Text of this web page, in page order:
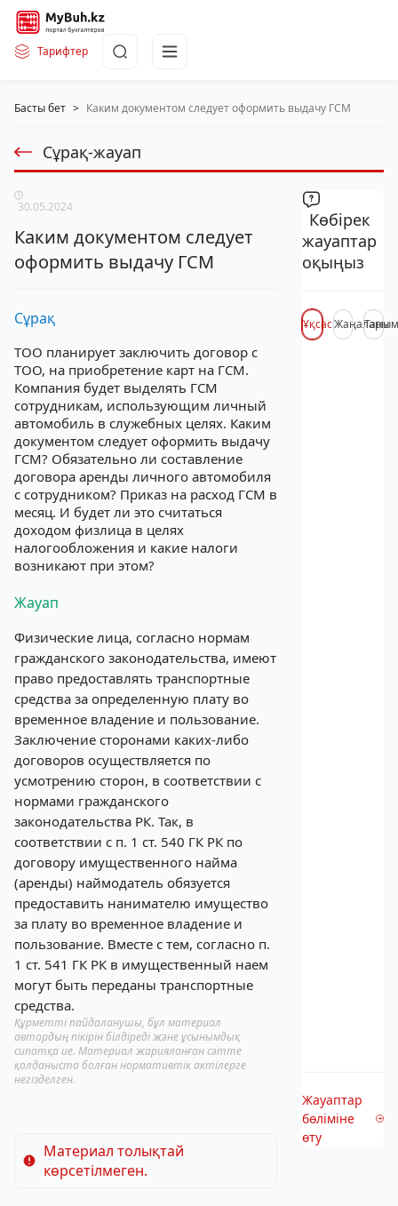
Тарифтер
Басты бет > Каким документом следует оформить выдачу ГСМ
Сұрақ-жауап
30.05.2024
Каким документом следует
оформить выдачу ГСМ
Сұрақ
ТОО планирует заключить договор с
ТОО, на приобретение карт на ГСМ.
Компания будет выделять ГСМ
сотрудникам, использующим личный
автомобиль в служебных целях. Каким
документом следует оформить выдачу
ГСМ? Обязательно ли составление
договора аренды личного автомобиля
с сотрудником? Приказ на расход ГСМ в
месяц. И будет ли это считаться
доходом физлица в целях
налогообложения и какие налоги
возникают при этом?
Жауап
Физические лица, согласно нормам
гражданского законодательства, имеют
право предоставлять транспортные
средства за определенную плату во
временное владение и пользование.
Заключение сторонами каких-либо
договоров осуществляется по
усмотрению сторон, в соответствии с
нормами гражданского
законодательства РК. Так, в
соответствии с п. 1 ст. 540 ГК РК по
договору имущественного найма
(аренды) наймодатель обязуется
предоставить нанимателю имущество
за плату во временное владение и
пользование. Вместе с тем, согласно п.
1 ст. 541 ГК РК в имущественный наем
могут быть переданы транспортные
средства.
Құрметті пайдаланушы, бұл материал
автордың пікірін білдіреді және ұсынымдық
сипатқа ие. Материал жарияланған сәтте
қолданыста болған нормативтік актілерге
негізделген.
Материал толықтай
көрсетілмеген.
Көбірек
жауаптар
оқыңыз
ҰқсасЖаңалары
Жауаптар
бөліміне
өту